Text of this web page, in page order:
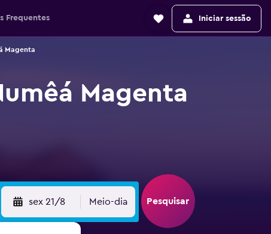
Frequentes Iniciar sessão
Magenta
Magenta
sex 21/8 Meio-dia Pesquisar